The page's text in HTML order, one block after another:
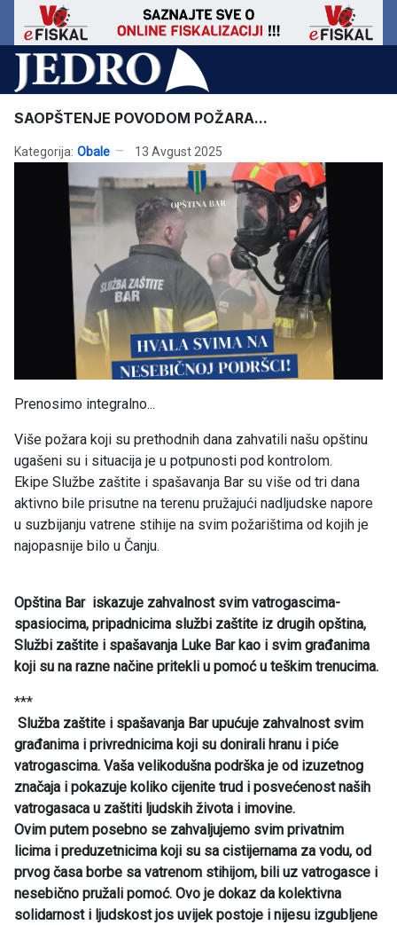
SAOPŠTENJE POVODOM POŽARA...
Kategorija: Obale 13 Avgust 2025
Prenosimo integralno...
Više požara koji su prethodnih dana zahvatili našu opštinu
ugašeni su i situacija je u potpunosti pod kontrolom.
Ekipe Službe zaštite i spašavanja Bar su više od tri dana
aktivno bile prisutne na terenu pružajući nadljudske napore
u suzbijanju vatrene stihije na svim požarištima od kojih je
najopasnije bilo u Čanju.
Opština Bar iskazuje zahvalnost svim vatrogascima-
spasiocima, pripadnicima službi zaštite iz drugih opština,
Službi zaštite i spašavanja Luke Bar kao i svim građanima
koji su na razne načine pritekli u pomoć u teškim trenucima.
***
Služba zaštite i spašavanja Bar upućuje zahvalnost svim
građanima i privrednicima koji su donirali hranu i piće
vatrogascima. Vaša velikodušna podrška je od izuzetnog
značaja i pokazuje koliko cijenite trud i posvećenost naših
vatrogasaca u zaštiti ljudskih života i imovine.
Ovim putem posebno se zahvaljujemo svim privatnim
licima i preduzetnicima koji su sa cistijernama za vodu, od
prvog časa borbe sa vatrenom stihijom, bili uz vatrogasce i
nesebično pružali pomoć. Ovo je dokaz da kolektivna
solidarnost i ljudskost jos uvijek postoje i nijesu izgubljene